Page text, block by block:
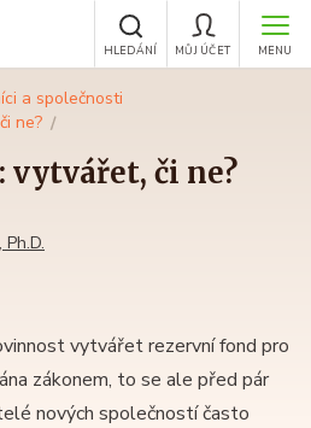
MENU
MŮJ ÚČET
HLEDÁNÍ
a společnosti
ne?
vytvářet, či ne?
vytvářet rezervní fond pro
zákonem, to se ale před pár
nových společností často